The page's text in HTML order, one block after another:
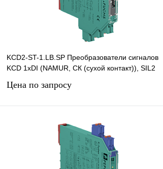
KCD2-ST-1.LB.SP Преобразователи сигналов
KCD 1хDI (NAMUR, СК (сухой контакт)), SIL2
Цена по запросу
Запросить цену
Сравнение